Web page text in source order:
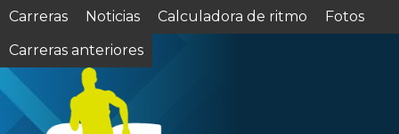
Carreras Noticias Calculadora de ritmo
Fotos
Carreras anteriores